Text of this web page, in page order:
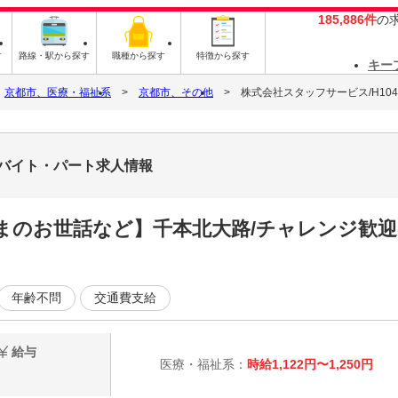
路線・駅から探す 職種から探す 特徴から探す
185,886件の
キー
京都市、医療・福祉系 京都市、その他 株式会社スタッフサービス/
イト・パート求人情報
のお世話など】千本北大路/チャレンジ歓
年齢不問 交通費支給
給与
医療・福祉系： 時給1,122円〜1,250円